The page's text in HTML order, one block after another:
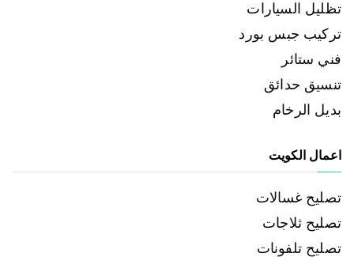
تظليل السيارات
تركيب جبس بورد
فني ستائر
تنسيق حدائق
بديل الرخام
اعمال الكويت
تصليح غسالات
تصليح ثلاجات
تصليح تلفونات